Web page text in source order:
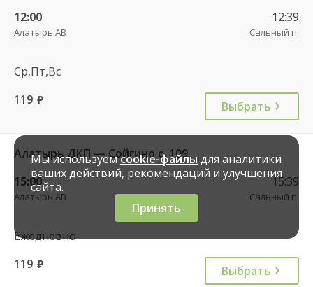
12:00
Алатырь АВ
12:39
Сальный п.
Ср,Пт,Вс
119 руб. Выбрать
Алатырь ДКП — Сойгино с. 109
15:00
Алатырь АВ
15:39
Сальный п.
Ежедневно
119 руб. Выбрать
Мы используемcookie-файлы для аналитики
ваших действий, рекомендаций и улучшения
сайта.
Принять